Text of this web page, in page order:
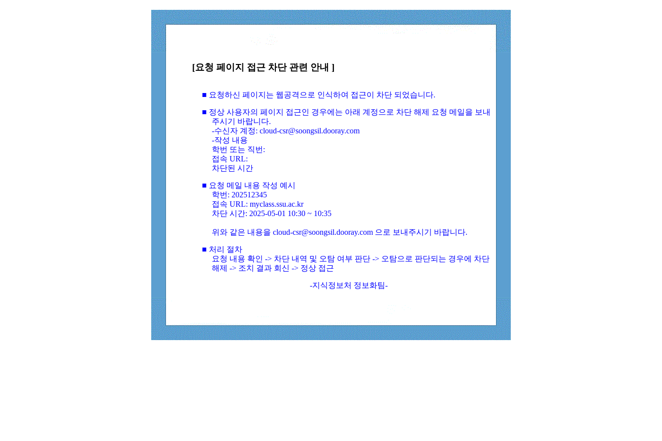
[요청 페이지 접근 차단 관련 안내 ]
■ 요청하신 페이지는 웹공격으로 인식하여 접근이 차단 되었습니다.
■ 정상 사용자의 페이지 접근인 경우에는 아래 계정으로 차단 해제 요청 메일을 보내
주시기 바랍니다.
-수신자 계정: cloud-csr@soongsil.dooray.com
-작성 내용
학번 또는 직번:
접속 URL:
차단된 시간
■ 요청 메일 내용 작성 예시
학번: 202512345
접속 URL: myclass.ssu.ac.kr
차단 시간: 2025-05-01 10:30 ~ 10:35
위와 같은 내용을 cloud-csr@soongsil.dooray.com 으로 보내주시기 바랍니다.
■ 처리 절차
요청 내용 확인 -> 차단 내역 및 오탐 여부 판단 -> 오탐으로 판단되는 경우에 차단
해제 -> 조치 결과 회신 -> 정상 접근
-지식정보처 정보화팀-